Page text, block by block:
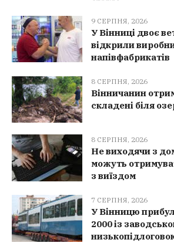
9 СЕРПНЯ, 2026
У Вінниці двоє
відкрили
напівфабрикатів
8 СЕРПНЯ, 2026
Вінничанин
складені біля
8 СЕРПНЯ, 2026
Не виходячи з
можуть
з виїздом
7 СЕРПНЯ, 2026
У Вінницю
2000 із